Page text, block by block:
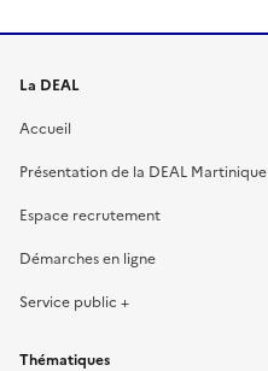
La DEAL
Accueil
Présentation de la DEAL Martinique
Espace recrutement
Démarches en ligne
Service public +
Thématiques